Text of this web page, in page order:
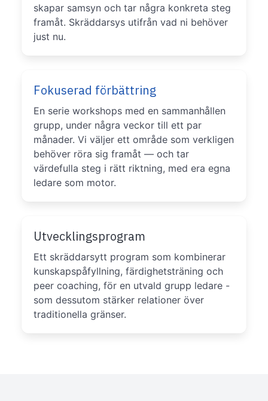
skapar samsyn och tar några konkreta steg
framåt. Skräddarsys utifrån vad ni behöver
just nu.
Fokuserad förbättring
En serie workshops med en sammanhållen
grupp, under några veckor till ett par
månader. Vi väljer ett område som verkligen
behöver röra sig framåt — och tar
värdefulla steg i rätt riktning, med era egna
ledare som motor.
Utvecklingsprogram
Ett skräddarsytt program som kombinerar
kunskapspåfyllning, färdighetsträning och
peer coaching, för en utvald grupp ledare -
som dessutom stärker relationer över
traditionella gränser.